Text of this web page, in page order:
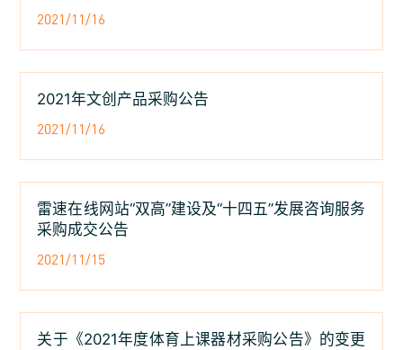
污水设备共三项采购公告
2021/11/16
2021年文创产品采购公告
2021/11/16
雷速在线网站“双高”建设及“十四五”发展咨询服务
采购成交公告
2021/11/15
关于《2021年度体育上课器材采购公告》的变更